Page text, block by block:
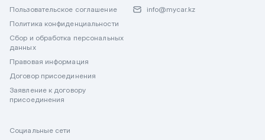
Пользовательское соглашение
Политика конфиденциальности
Сбор и обработка персональных
данных
Правовая информация
Договор присоединения
Заявление к договору
присоединения
info@mycar.kz
Социальные сети